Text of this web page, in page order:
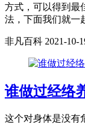
方式，可以得到最
法，下面我们就一
非凡百科 2021-10-
谁做过经络
这个对身体是没有